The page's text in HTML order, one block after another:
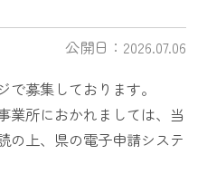
公開日：2026.07.06
募集しております。
業所におかれましては、当
の上、県の電子申請システ